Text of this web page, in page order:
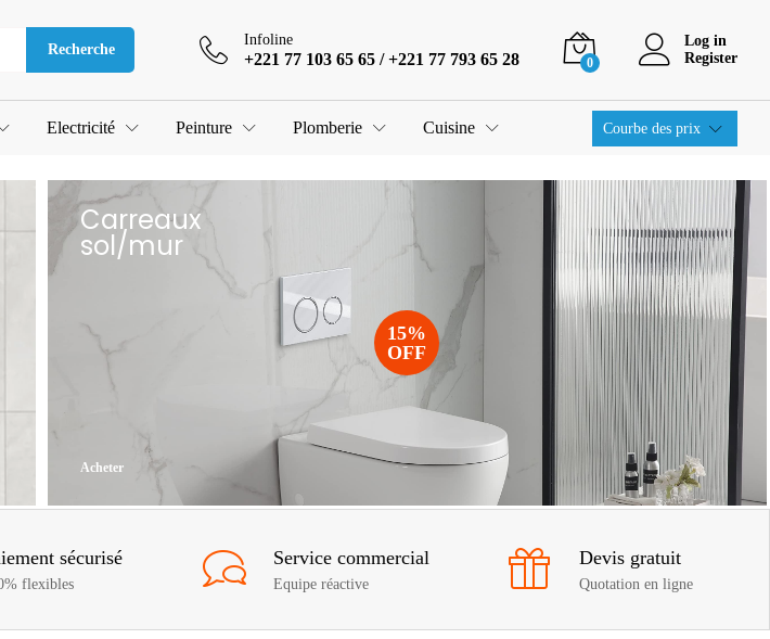
Recherche
Infoline
+221 77 103 65 65 / +221 77 793 65 28 0
Log in
Register
Electricité Peinture Plomberie Cuisine Courbe des prix
Carreaux
sol/mur
Acheter
15%
OFF
sécurisé
flexibles
Service commercial
Equipe réactive
Devis gratuit
Quotation en ligne